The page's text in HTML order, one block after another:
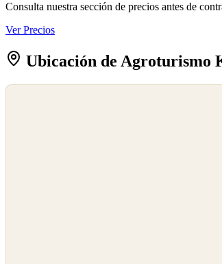
Consulta nuestra sección de precios antes de
Ver Precios
Ubicación de Agroturismo